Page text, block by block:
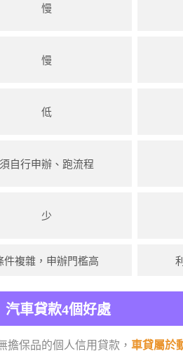
慢
慢
低
須自行申辦、跑流程
少
件複雜，申辦門檻高
汽車貸款4個好處
擔保品的個人信用貸款， 車貸屬於